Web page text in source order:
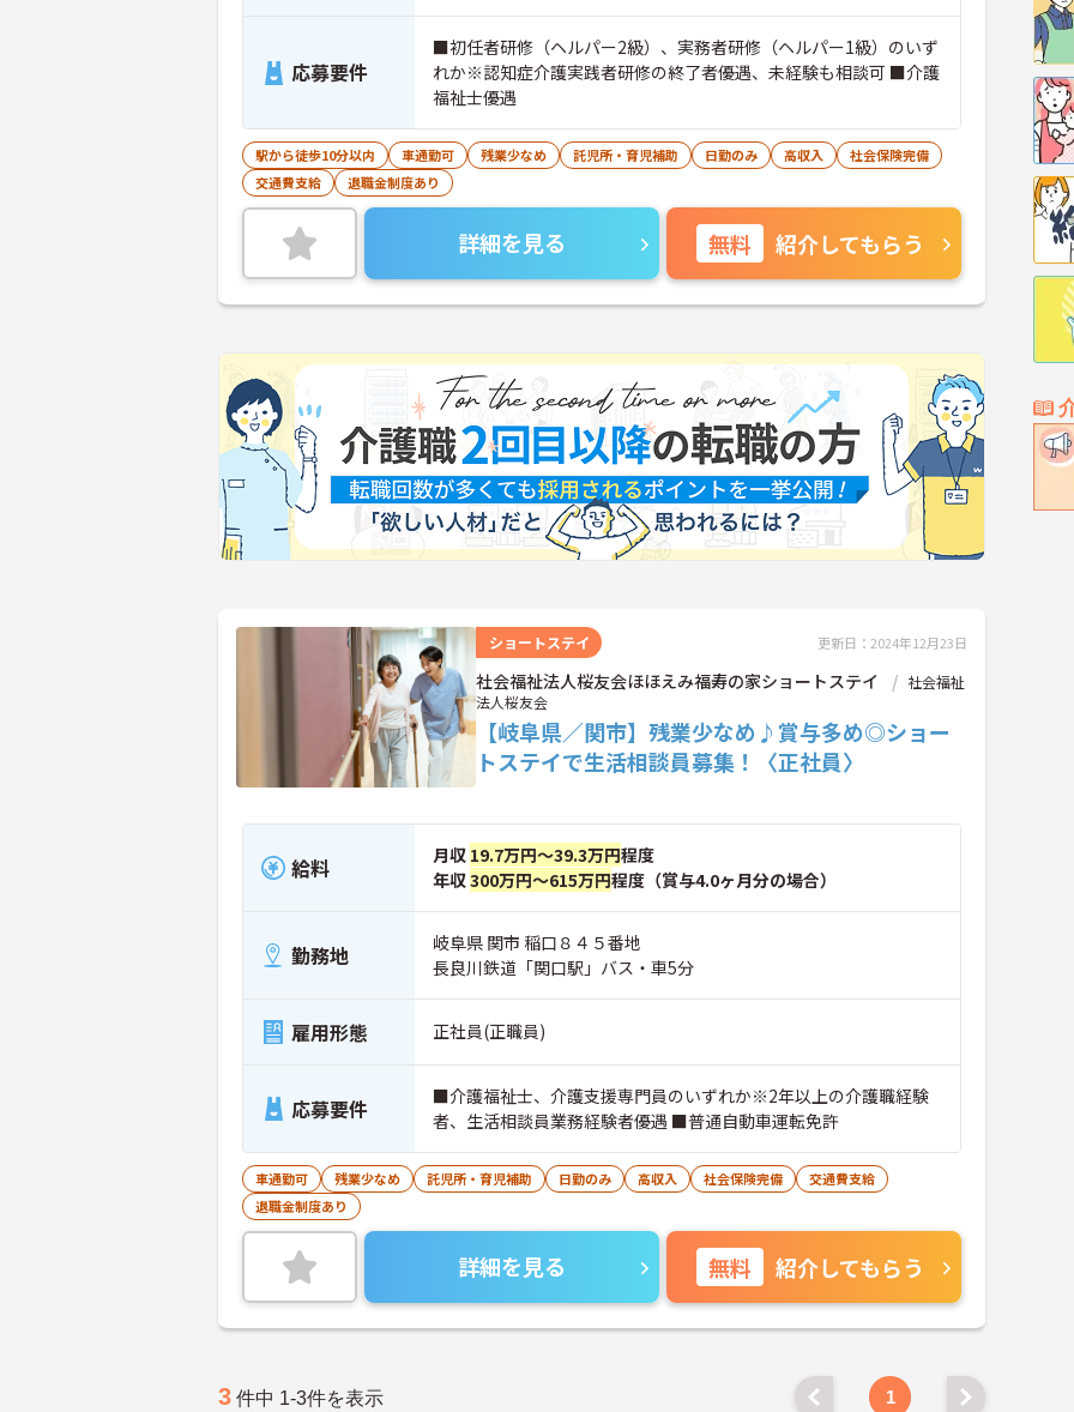
応募要件
■初任者研修（ヘルパー2級）、実務者研修（ヘルパー1級）のいず
れか※認知症介護実践者研修の終了者優遇、未経験も相談可 ■介護
福祉士優遇
駅から徒歩10分以内 車通勤可 残業少なめ 託児所・育児補助 日勤のみ 高収入
社会保険完備
交通費支給
退職金制度あり
詳細を見る 無料 紹介してもらう
ショートステイ 更新日：2024年12月23日
社会福祉法人桜友会ほほえみ福寿の家ショートステイ
社会福祉
法人桜友会
【岐阜県／関市】残業少なめ♪賞与多め◎ショー
トステイで生活相談員募集！〈正社員〉
給料 月収 19.7万円～39.3万円程度
年収300万円～615万円程度（賞与4.0ヶ月分の場合）
勤務地
岐阜県 関市 稲口８４５番地
長良川鉄道「関口駅」バス・車5分
雇用形態 正社員(正職員)
応募要件
■介護福祉士、介護支援専門員のいずれか※2年以上の介護職経験
者、生活相談員業務経験者優遇 ■普通自動車運転免許
車通勤可 残業少なめ 託児所・育児補助 日勤のみ 高収入 社会保険完備
交通費支給
退職金制度あり
詳細を見る 無料 紹介してもらう
3 件中 1-3件を表示 1